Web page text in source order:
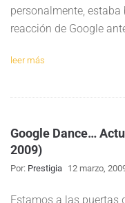
personalmente,
reacción de Google
leer más
Google Dance…
2009)
Por: Prestigia 12 marzo,
Estamos a las puertas